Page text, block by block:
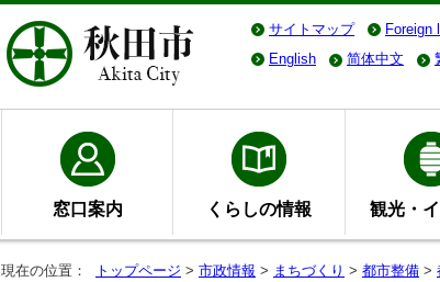
サイトマップ Foreign
English
简体中文
窓口案内 くらしの情報 観光・
現在の位置： トップページ > 市政情報 > まちづくり > 都市整備 >